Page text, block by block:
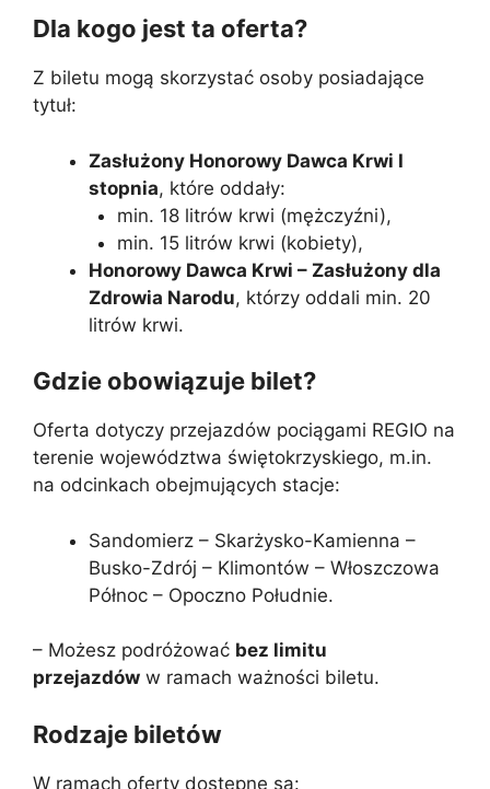
Dla kogo jest ta oferta?
Z biletu mogą skorzystać osoby posiadające
tytuł:
Zasłużony Honorowy Dawca Krwi I
stopnia, które oddały:
min. 18 litrów krwi (mężczyźni),
min. 15 litrów krwi (kobiety),
Honorowy Dawca Krwi – Zasłużony dla
Zdrowia Narodu, którzy oddali min. 20
litrów krwi.
Gdzie obowiązuje bilet?
Oferta dotyczy przejazdów pociągami REGIO na
terenie województwa świętokrzyskiego, m.in.
na odcinkach obejmujących stacje:
Sandomierz – Skarżysko-Kamienna –
Busko-Zdrój – Klimontów – Włoszczowa
Północ – Opoczno Południe.
– Możesz podróżować bez limitu
przejazdów w ramach ważności biletu.
Rodzaje biletów
W ramach oferty dostępne są: